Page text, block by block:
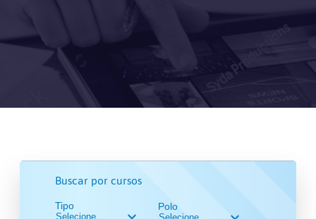
Buscar por cursos
Tipo Polo